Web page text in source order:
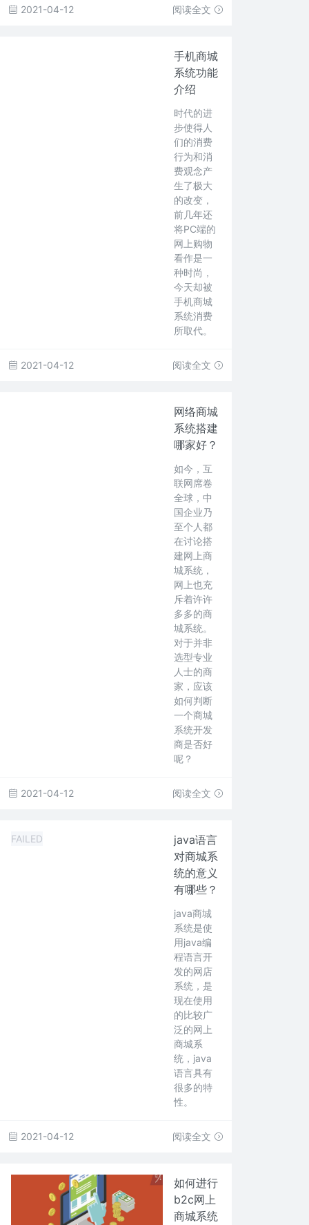
2021-04-12 阅读全文
手机商城
系统功能
介绍
时代的进
步使得人
们的消费
行为和消
费观念产
生了极大
的改变，
前几年还
将PC端的
网上购物
看作是一
种时尚，
今天却被
手机商城
系统消费
所取代。
2021-04-12 阅读全文
网络商城
系统搭建
哪家好？
如今，互
联网席卷
全球，中
国企业乃
至个人都
在讨论搭
建网上商
城系统，
网上也充
斥着许许
多多的商
城系统。
对于并非
选型专业
人士的商
家，应该
如何判断
一个商城
系统开发
商是否好
呢？
2021-04-12 阅读全文
FAILED
java语言
对商城系
统的意义
有哪些？
java商城
系统是使
用java编
程语言开
发的网店
系统，是
现在使用
的比较广
泛的网上
商城系
统，java
语言具有
很多的特
性。
2021-04-12 阅读全文
如何进行
b2c网上
商城系统